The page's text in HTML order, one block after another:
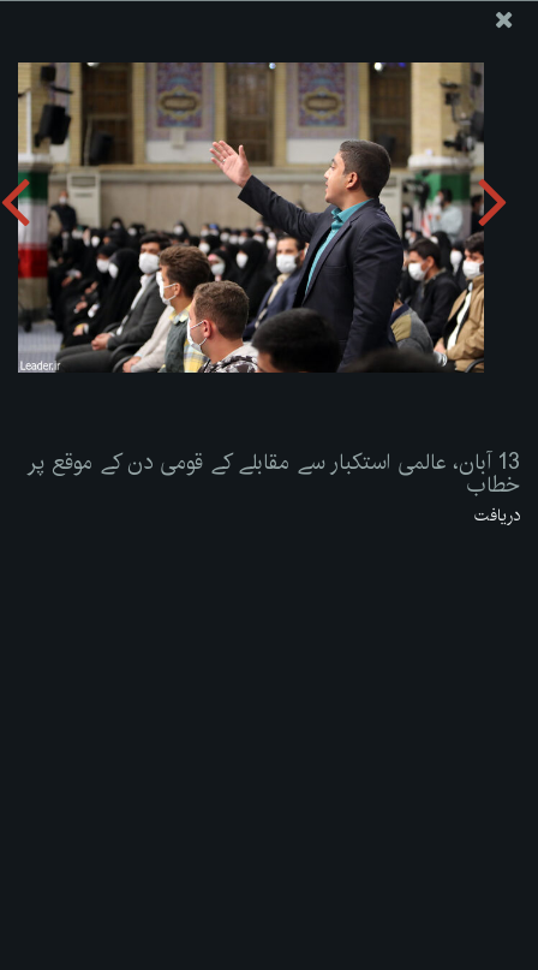
13 آبان، عالمی استکبار سے مقابلے کے قومی دن کے موقع پر
خطاب
تصویری البم دریافت کریں:zip
13 آبان، عالمی استکبار سے مقابلے کے قومی دن کے موقع پر
خطاب
دریافت